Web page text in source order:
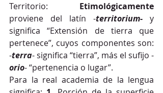
Territorio: Etimológicamente
proviene del latín -territorium- y
significa “Extensión de tierra que
pertenece”, cuyos componentes son:
-terra- significa “tierra”, más el sufijo -
orio- “pertenencia o lugar”.
Para la real academia de la lengua